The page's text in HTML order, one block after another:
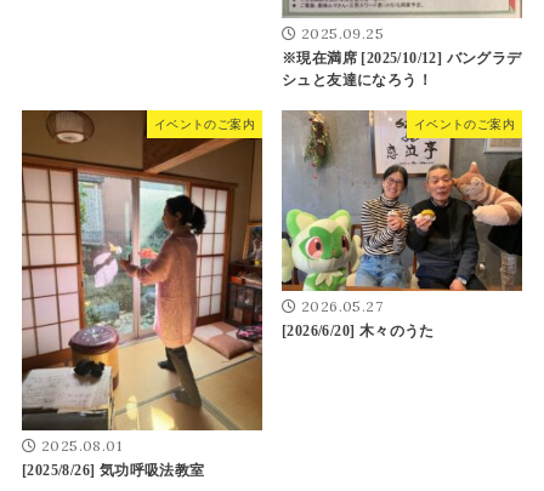
2025.09.25
※現在満席 [2025/10/12] バングラデ
シュと友達になろう！
イベントのご案内
2025.08.01
[2025/8/26] 気功呼吸法教室
イベントのご案内
2026.05.27
[2026/6/20] 木々のうた